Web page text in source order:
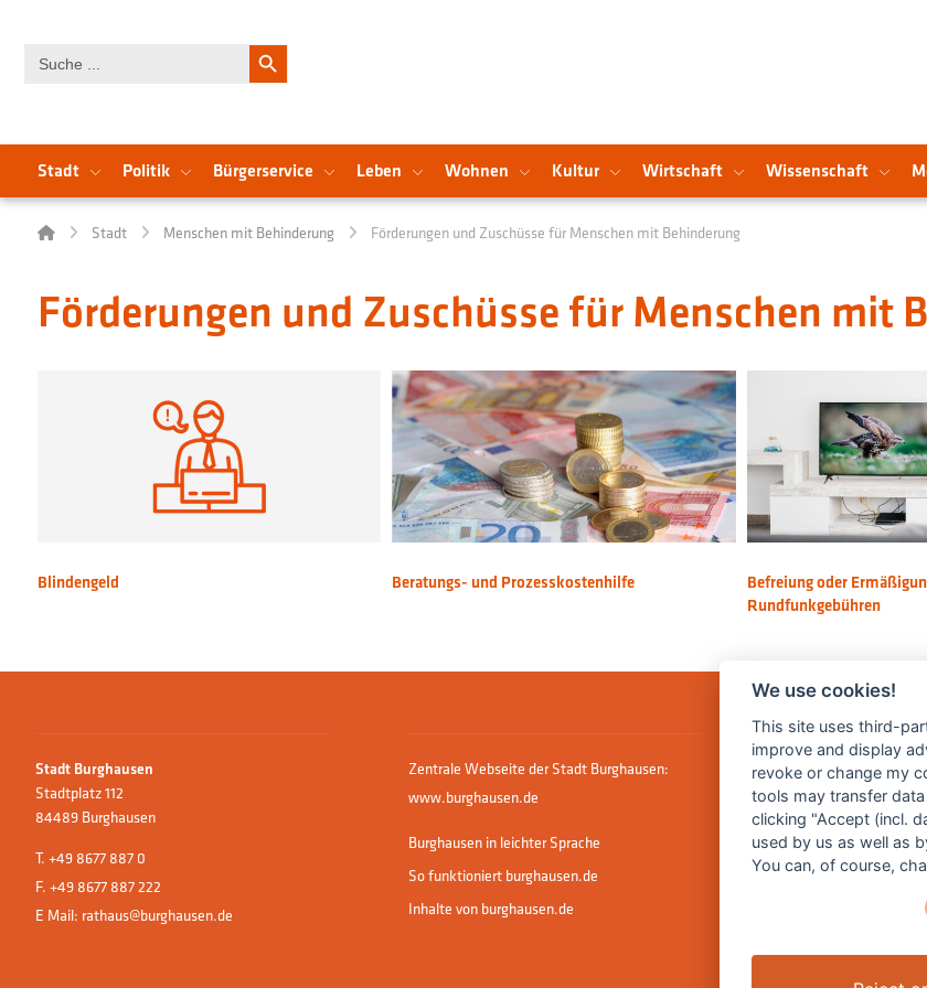
for:
Search Button
Stadt Politik Bürgerservice Leben Wohnen Kultur Wirtschaft Wissenschaft
Stadt Menschen mit Behinderung Förderungen und Zuschüsse für Menschen mit Behinderung
Förderungen und Zuschüsse für Menschen mit
Blindengeld Beratungs- und Prozesskostenhilfe
Befreiung oder
Rundfunkgebühren
Stadt Burghausen
Stadtplatz 112
84489 Burghausen
T. +49 8677 887 0
F. +49 8677 887 222
E Mail: rathaus@burghausen.de
Zentrale Webseite der Stadt Burghausen:
www.burghausen.de
Burghausen in leichter Sprache
So funktioniert burghausen.de
Inhalte von burghausen.de
We use cookies!
This site uses third-
improve and display
revoke or change my
tools may transfer
clicking "Accept (incl.
used by us as well as
You can, of course,